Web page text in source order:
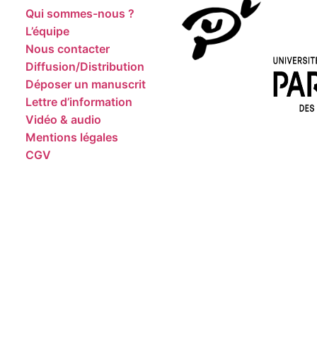
Qui sommes-nous ?
L’équipe
Nous contacter
Diffusion/Distribution
Déposer un manuscrit
Lettre d’information
Vidéo & audio
Mentions légales
CGV